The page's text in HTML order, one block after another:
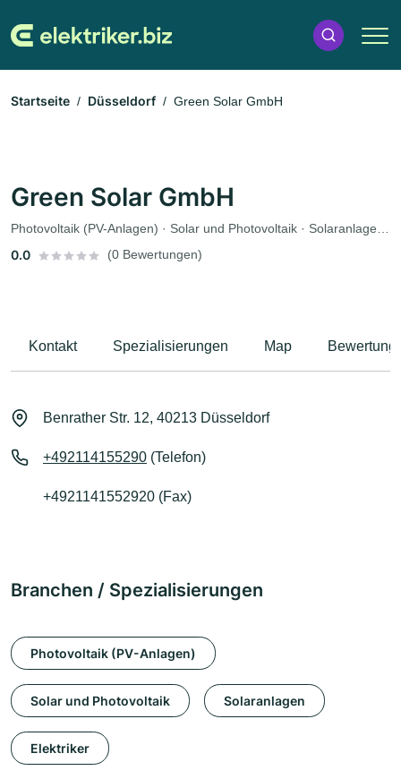
Startseite Düsseldorf Green Solar GmbH
Green Solar GmbH
Photovoltaik (PV-Anlagen) · Solar und Photovoltaik · Solaranlagen · Elektriker
0.0 (0 Bewertungen)
Kontakt Spezialisierungen Map
Benrather Str. 12, 40213 Düsseldorf
+492114155290 (Telefon)
+4921141552920 (Fax)
Branchen / Spezialisierungen
Photovoltaik (PV-Anlagen)
Solar und Photovoltaik Solaranlagen
Elektriker